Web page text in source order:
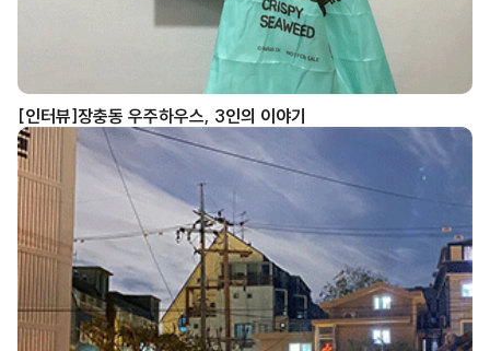
[인터뷰]장충동 우주하우스, 3인의 이야기